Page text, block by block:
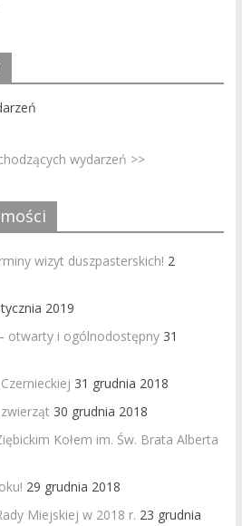
wydarzeń >>
wizyt duszpasterskich! 2
2019
otwarty i ogólnodostępny 31
31 grudnia 2018
30 grudnia 2018
Kołem im. Św. Brata Alberta
29 grudnia 2018
Miejskiej w 2018 r. 23 grudnia